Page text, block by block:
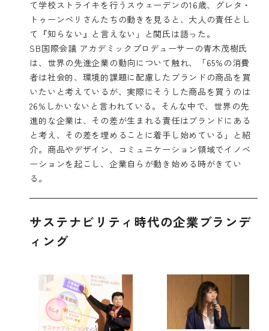
て学校ストライキを行うスウェーデンの16歳、グレタ・
トゥーンベリさんたちの動きを見ると、大人の責任とし
て『知らない』と言えない」と関氏は語った。
SB国際会議 アカデミックプロデューサーの青木茂樹氏
は、世界の先進企業の動向について触れ、「65%の消費
者は社会的、環境的課題に配慮したブランドの商品を買
いたいと考えているが、実際にそうした商品を買うのは
26%しかいないと言われている。そんな中で、世界の先
進的な企業は、その差が生まれる責任はブランドにある
と考え、その差を埋めることに着手し始めている」と紹
介。商品やデザイン、コミュニケーション領域でイノベ
ーションを起こし、企業自らが動き始める時がきてい
る。
サステナビリティ時代の企業ブランデ
ィング